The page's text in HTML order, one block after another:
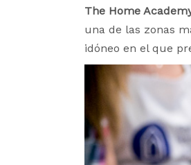
The Home
una de las zonas
idóneo en el que